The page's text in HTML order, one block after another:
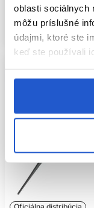
oblasti sociálnych
môžu príslušné
údajmi, ktoré ste
keď ste používali
Mám záujem